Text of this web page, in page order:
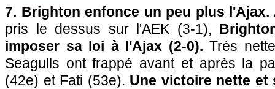
7. Brighton enfonce un peu plus l'Ajax.
pris le dessus sur l'AEK (3-1),
imposer sa loi à l'Ajax (2-0). Très
Seagulls ont frappé avant et après la
(42e) et Fati (53e). Une victoire nette et